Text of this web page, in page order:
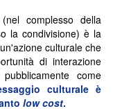
complesso della
la condivisione) è la
culturale che
di interazione
come
culturale è
low cost.